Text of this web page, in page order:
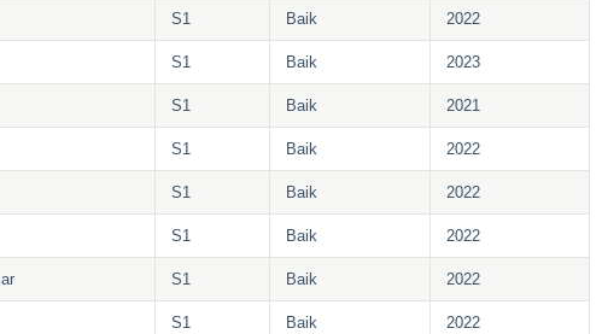
S1 Baik 2022
S1 Baik 2023
S1 Baik 2021
S1 Baik 2022
S1 Baik 2022
S1 Baik 2022
S1 Baik 2022
S1 Baik 2022